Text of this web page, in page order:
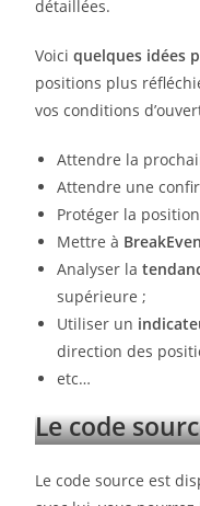
détaillées.
Voiciquelques idées
positions plus
vos conditions
Attendre la
Attendre une
Protéger la
Mettre à BreakEven
Analyser la
supérieure ;
Utiliser un
direction des
etc…
Le code
Le code source est